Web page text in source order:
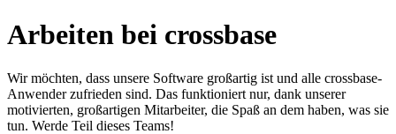
Arbeiten bei crossbase
Wir möchten, dass unsere Software großartig ist und alle crossbase-
Anwender zufrieden sind. Das funktioniert nur, dank unserer
motivierten, großartigen Mitarbeiter, die Spaß an dem haben, was sie
tun. Werde Teil dieses Teams!